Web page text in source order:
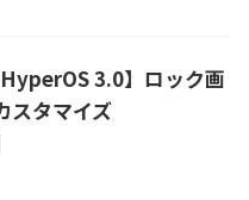
3.0】ロック画
スタマイズ